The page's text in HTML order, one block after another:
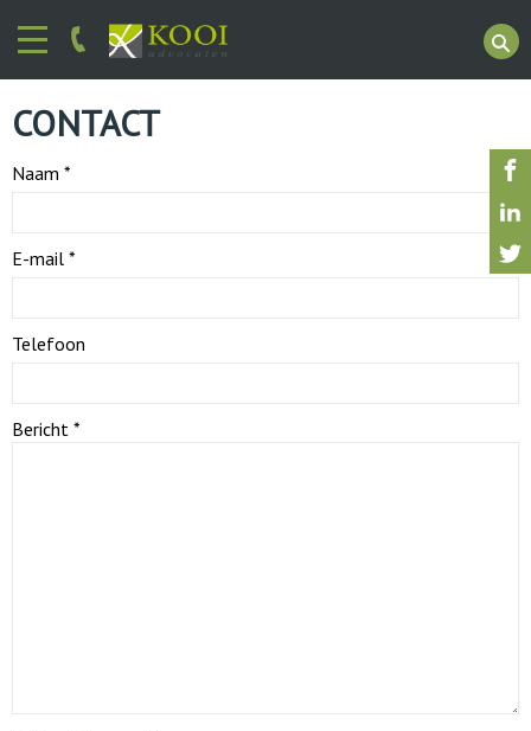
CONTACT
Naam *
E-mail *
Telefoon
Bericht *